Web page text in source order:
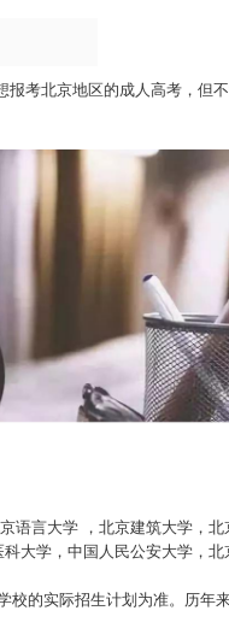
北京地区的成人高考，但
大学 ，北京建筑大学，
学，中国人民公安大学，
实际招生计划为准。历年